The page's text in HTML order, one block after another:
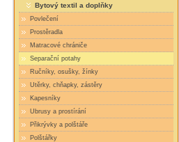
Bytový textil a doplňky
Povlečení
Prostěradla
Matracové chrániče
Separační potahy
Ručníky, osušky, žínky
Utěrky, chňapky, zástěry
Kapesníky
Ubrusy a prostírání
Přikrývky a polštáře
Polštářky